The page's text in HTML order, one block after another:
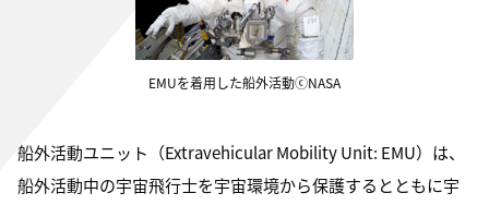
船外活動ユニット（Extravehicular Mobility Unit: EMU）は、
船外活動中の宇宙飛行士を宇宙環境から保護するとともに宇
EMUを着用した船外活動ⓒNASA